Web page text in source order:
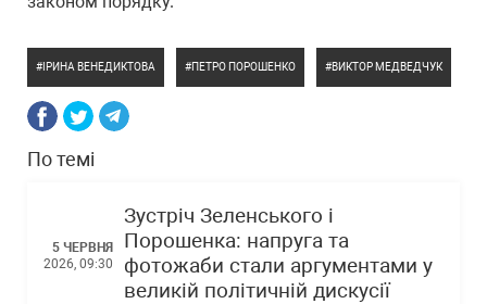
ІРИНА ВЕНЕДИКТОВА ПЕТРО ПОРОШЕНКО ВИКТОР МЕДВЕДЧУК
По темі
5 ЧЕРВНЯ
2026, 09:30
Зустріч Зеленського і
Порошенка: напруга та
фотожаби стали аргументами у
великій політичній дискусії